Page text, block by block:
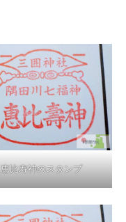
恵比寿神のスタンプ